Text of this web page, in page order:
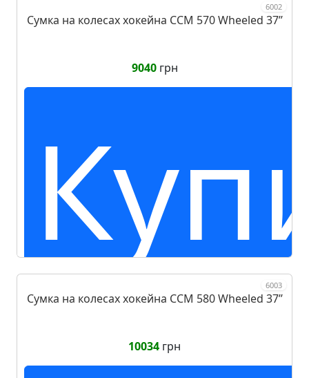
6002
Сумка на колесах хокейна CCM 570 Wheeled 37ʼʼ
9040грн
6003
Сумка на колесах хокейна CCM 580 Wheeled 37ʼʼ
10034 грн